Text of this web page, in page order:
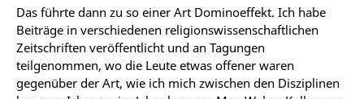
Das führte dann zu so einer Art Dominoeffekt. Ich habe
Beiträge in verschiedenen religionswissenschaftlichen
Zeitschriften veröffentlicht und an Tagungen
teilgenommen, wo die Leute etwas offener waren
gegenüber der Art, wie ich mich zwischen den Disziplinen